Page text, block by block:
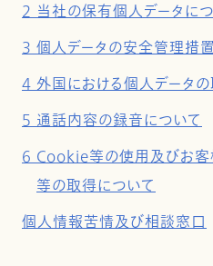
2 当社の保有個人データに
3 個人データの安全管理措
4 外国における個人データ
5 通話内容の録音について
6 Cookie等の使用及びお客
等の取得について
個人情報苦情及び相談窓口